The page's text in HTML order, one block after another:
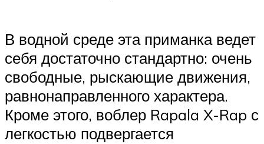
В водной среде эта приманка ведет
себя достаточно стандартно: очень
свободные, рыскающие движения,
равнонаправленного характера.
Кроме этого, воблер Rapala X-Rap с
легкостью подвергается